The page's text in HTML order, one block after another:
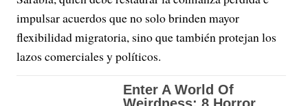
impulsar acuerdos que no solo brinden mayor
flexibilidad migratoria, sino que también protejan los
lazos comerciales y políticos.